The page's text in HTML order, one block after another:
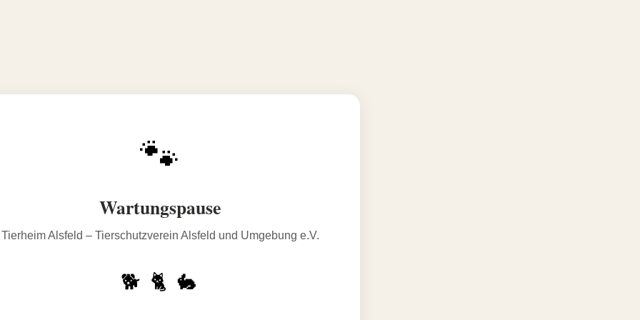
🐾
Wartungspause
Tierheim Alsfeld – Tierschutzverein Alsfeld und Umgebung e.V.
🐕 🐈 🐇